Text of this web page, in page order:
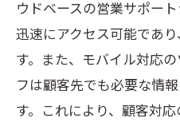
ウドベースの営業サポー
迅速にアクセス可能であ
す。また、モバイル対応
フは顧客先でも必要な情
す。これにより、顧客対